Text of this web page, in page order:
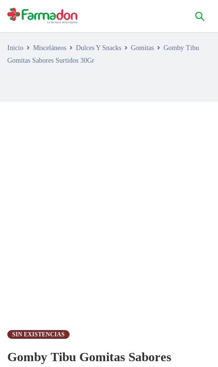
Inicio Misceláneos Dulces Y Snacks Gomitas
Gomby Tibu
Gomitas Sabores Surtidos 30Gr
SIN EXISTENCIAS
Gomby Tibu Gomitas Sabores